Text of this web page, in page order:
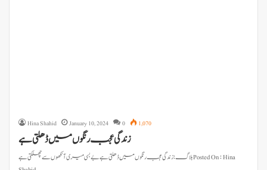
Hina Shahid January 10, 2024 0 1,070
زندگی عجب رنگوں میں ڈھلتی ہے